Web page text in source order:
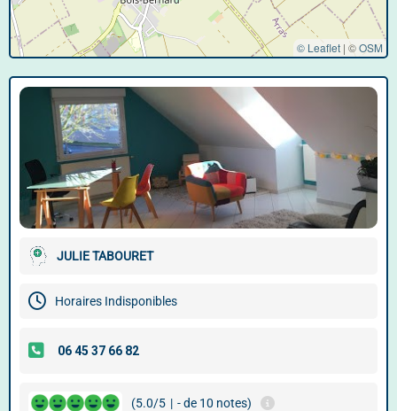
© Leaflet | ©OSM
JULIE TABOURET
Horaires Indisponibles
(5.0/5 | - de 10 notes)